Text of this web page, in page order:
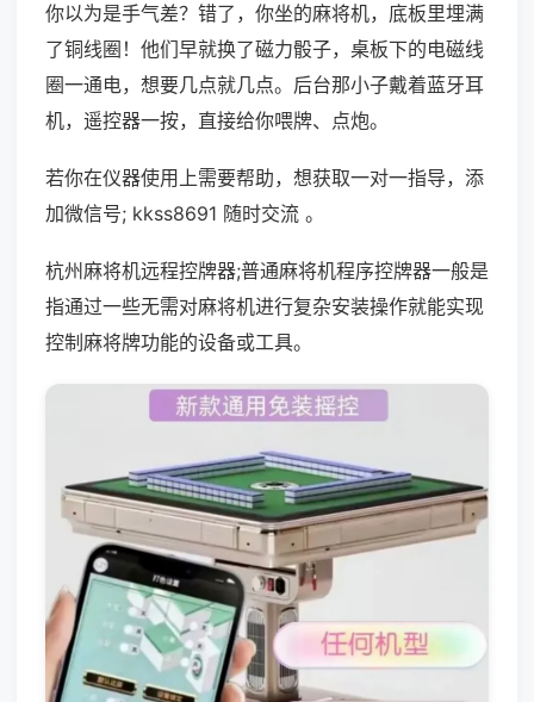
你以为是手气差？错了，你坐的麻将机，底板里埋满
了铜线圈！他们早就换了磁力骰子，桌板下的电磁线
圈一通电，想要几点就几点。后台那小子戴着蓝牙耳
机，遥控器一按，直接给你喂牌、点炮。
若你在仪器使用上需要帮助，想获取一对一指导，添
加微信号; kkss8691 随时交流 。
杭州麻将机远程控牌器;普通麻将机程序控牌器一般是
指通过一些无需对麻将机进行复杂安装操作就能实现
控制麻将牌功能的设备或工具。